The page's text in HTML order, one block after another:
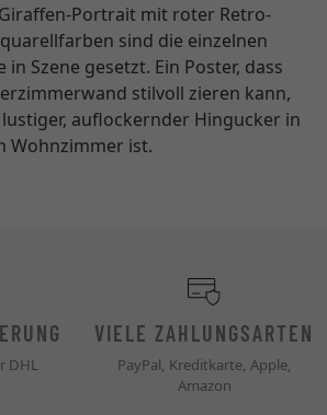
Portrait mit roter Retro-
sind die einzelnen
Szene gesetzt. Ein Poster, dass
stilvoll zieren kann,
auflockernder Hingucker in
Wohnzimmer ist.
DHL
VIELE ZAHLUNGSARTEN
PayPal, Kreditkarte, Apple,
Amazon